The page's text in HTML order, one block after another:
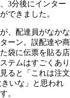
3分後にインター
できました。
、配達員がなかな
ーン。誤配達や商
袋に伝票を貼る店
テムはすごくあり
ると「これは注文
いな」と思われ
。